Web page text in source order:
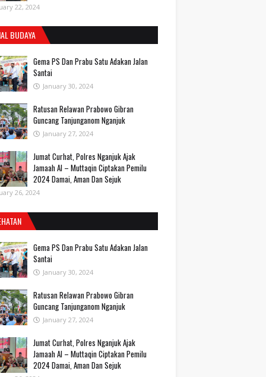
22, 2024
BUDAYA
Gema PS Dan Prabu Satu Adakan Jalan
Santai
January 30, 2024
Ratusan Relawan Prabowo Gibran
Guncang Tanjunganom Nganjuk
January 27, 2024
Jumat Curhat, Polres Nganjuk Ajak
Jamaah Al – Muttaqin Ciptakan Pemilu
2024 Damai, Aman Dan Sejuk
26, 2024
Gema PS Dan Prabu Satu Adakan Jalan
Santai
January 30, 2024
Ratusan Relawan Prabowo Gibran
Guncang Tanjunganom Nganjuk
January 27, 2024
Jumat Curhat, Polres Nganjuk Ajak
Jamaah Al – Muttaqin Ciptakan Pemilu
2024 Damai, Aman Dan Sejuk